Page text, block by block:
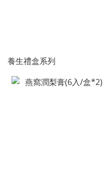
養生禮盒系列